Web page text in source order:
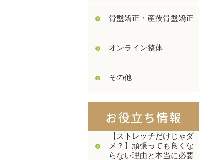
骨盤矯正・産後骨盤矯正
オンライン整体
その他
【ストレッチだけじゃダ
メ？】頑張っても良くな
らない理由と本当に必要